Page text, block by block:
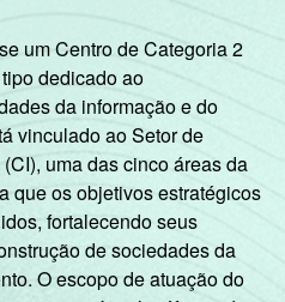
Outros
serviços
coletivos
sociais e
pessoais
2
com acesso à
mais funcionários, que
um Centro de Categoria 2
dedicado ao
da informação e do
vinculado ao Setor de
uma das cinco áreas da
que os objetivos estratégicos
fortalecendo seus
de sociedades da
O escopo de atuação do